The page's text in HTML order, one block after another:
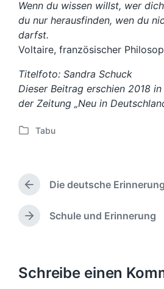
Wenn du wissen willst, wer
du nur herausfinden, wen du
darfst.
Voltaire, französischer
Titelfoto: Sandra Schuck
Dieser Beitrag erschien 2018
der Zeitung „Neu in
V
ö
f
e
n
c
Tabu
V
o
r
h
g
Die deutsche
N
s
t
Schule und Erinnerung
Schreibe einen